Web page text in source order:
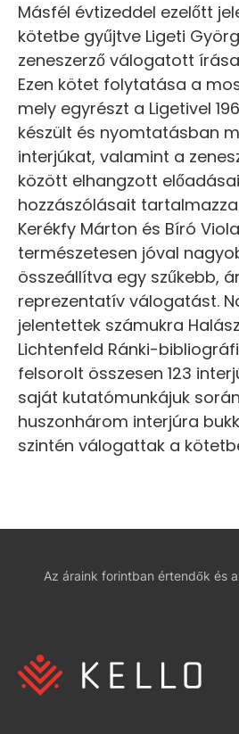
Másfél évtizeddel ezelőtt
kötetbe gyűjtve Ligeti
zeneszerző válogatott
Ezen kötet folytatása a
mely egyrészt a Ligetivel
készült és nyomtatásban
interjúkat, valamint a
között elhangzott
hozzászólásait
Kerékfy Márton és Bíró
természetesen jóval
összeállítva egy szűkebb,
reprezentatív válogatást.
jelentettek számukra
Lichtenfeld Ránki-
felsorolt összesen 123
saját kutatómunkájuk
huszonhárom interjúra
szintén válogattak a
Az áraink forintban értendők és